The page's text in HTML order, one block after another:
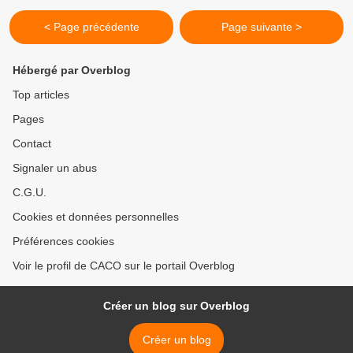
< Page précédente Page suivante >
Hébergé par Overblog
Top articles
Pages
Contact
Signaler un abus
C.G.U.
Cookies et données personnelles
Préférences cookies
Voir le profil de CACO sur le portail Overblog
Créer un blog sur Overblog
Créer un blog